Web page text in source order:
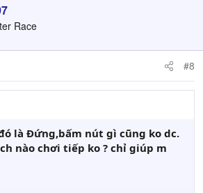
Race
#8
là Đứng,bấm nút gì cũng ko dc.
nào chơi tiếp ko ? chỉ giúp m